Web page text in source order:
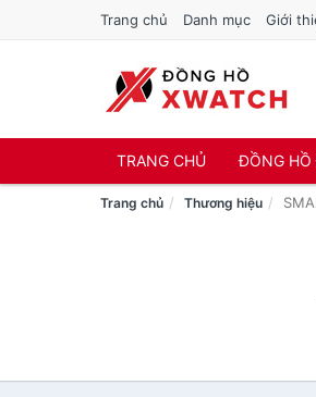
Trang chủ Danh mục Giới
TRANG CHỦ ĐỒNG HỒ
Trang chủ Thương hiệu